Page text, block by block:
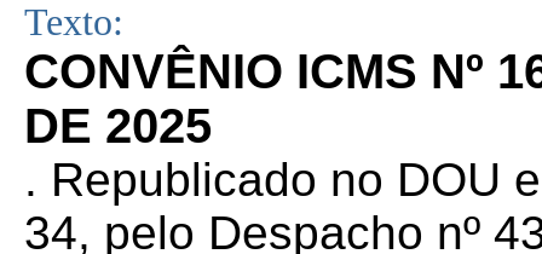
Texto:
CONVÊNIO ICMS Nº
DE 2025
. Republicado no DOU
34, pelo Despacho nº